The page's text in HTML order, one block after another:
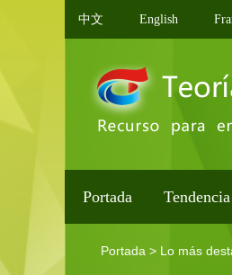
中文 English
Portada
Portada > Lo más